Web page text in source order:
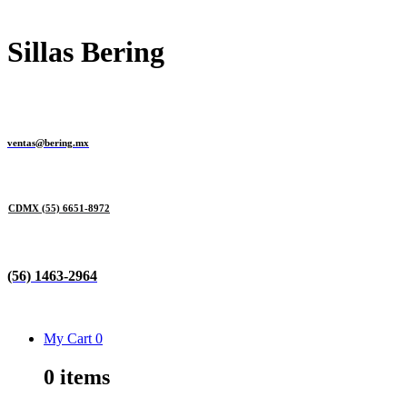
Sillas Bering
ventas@bering.mx
CDMX (55) 6651-8972
(56) 1463-2964
My Cart 0
0 items